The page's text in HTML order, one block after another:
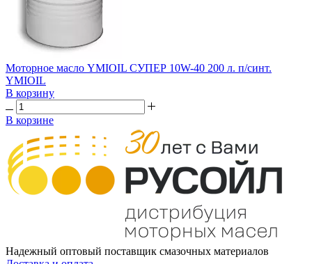
Моторное масло YMIOIL СУПЕР 10W-40 200 л. п/синт.
YMIOIL
В корзину
В корзине
Надежный оптовый поставщик смазочных материалов